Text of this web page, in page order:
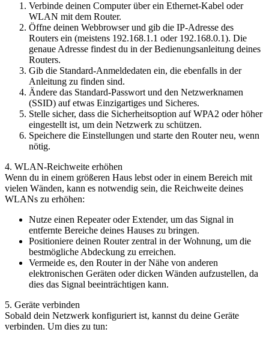
Verbinde deinen Computer über ein Ethernet-Kabel oder
WLAN mit dem Router.
Öffne deinen Webbrowser und gib die IP-Adresse des
Routers ein (meistens 192.168.1.1 oder 192.168.0.1). Die
genaue Adresse findest du in der Bedienungsanleitung deines
Routers.
Gib die Standard-Anmeldedaten ein, die ebenfalls in der
Anleitung zu finden sind.
Ändere das Standard-Passwort und den Netzwerknamen
(SSID) auf etwas Einzigartiges und Sicheres.
Stelle sicher, dass die Sicherheitsoption auf WPA2 oder höher
eingestellt ist, um dein Netzwerk zu schützen.
Speichere die Einstellungen und starte den Router neu, wenn
nötig.
4. WLAN-Reichweite erhöhen
Wenn du in einem größeren Haus lebst oder in einem Bereich mit
vielen Wänden, kann es notwendig sein, die Reichweite deines
WLANs zu erhöhen:
Nutze einen Repeater oder Extender, um das Signal in
entfernte Bereiche deines Hauses zu bringen.
Positioniere deinen Router zentral in der Wohnung, um die
bestmögliche Abdeckung zu erreichen.
Vermeide es, den Router in der Nähe von anderen
elektronischen Geräten oder dicken Wänden aufzustellen, da
dies das Signal beeinträchtigen kann.
5. Geräte verbinden
Sobald dein Netzwerk konfiguriert ist, kannst du deine Geräte
verbinden. Um dies zu tun: